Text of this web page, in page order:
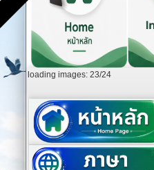
loading images: 23/24